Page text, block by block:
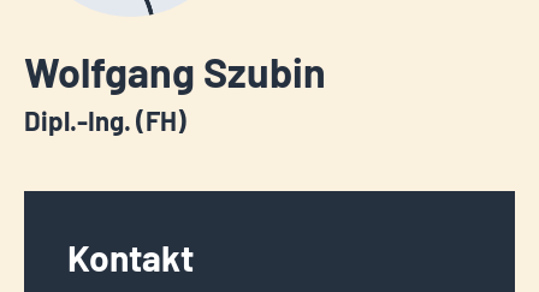
Wolfgang Szubin
Dipl.-Ing. (FH)
Kontakt